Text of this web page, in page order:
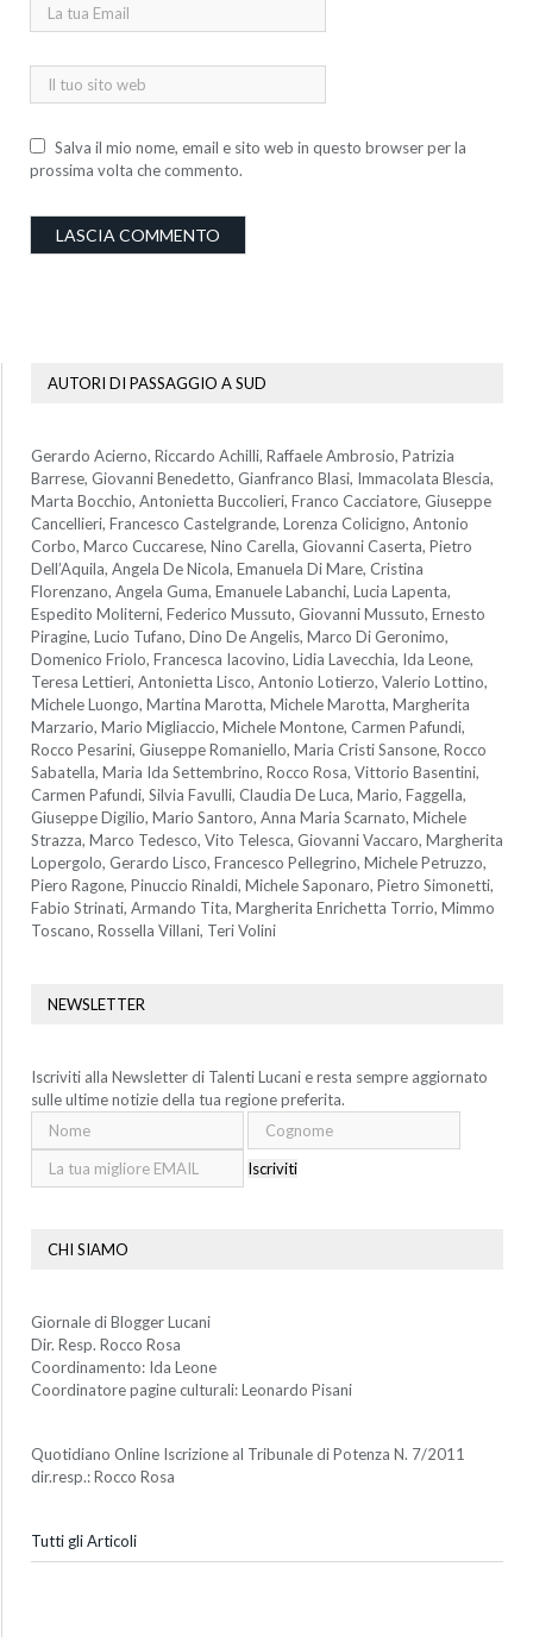
Salva il mio nome, email e sito web in questo browser per la
prossima volta che commento.
AUTORI DI PASSAGGIO A SUD
Gerardo Acierno, Riccardo Achilli, Raffaele Ambrosio, Patrizia
Barrese, Giovanni Benedetto, Gianfranco Blasi, Immacolata Blescia,
Marta Bocchio, Antonietta Buccolieri, Franco Cacciatore, Giuseppe
Cancellieri, Francesco Castelgrande, Lorenza Colicigno, Antonio
Corbo, Marco Cuccarese, Nino Carella, Giovanni Caserta, Pietro
Dell’Aquila, Angela De Nicola, Emanuela Di Mare, Cristina
Florenzano, Angela Guma, Emanuele Labanchi, Lucia Lapenta,
Espedito Moliterni, Federico Mussuto, Giovanni Mussuto, Ernesto
Piragine, Lucio Tufano, Dino De Angelis, Marco Di Geronimo,
Domenico Friolo, Francesca Iacovino, Lidia Lavecchia, Ida Leone,
Teresa Lettieri, Antonietta Lisco, Antonio Lotierzo, Valerio Lottino,
Michele Luongo, Martina Marotta, Michele Marotta, Margherita
Marzario, Mario Migliaccio, Michele Montone, Carmen Pafundi,
Rocco Pesarini, Giuseppe Romaniello, Maria Cristi Sansone, Rocco
Sabatella, Maria Ida Settembrino, Rocco Rosa, Vittorio Basentini,
Carmen Pafundi, Silvia Favulli, Claudia De Luca, Mario, Faggella,
Giuseppe Digilio, Mario Santoro, Anna Maria Scarnato, Michele
Strazza, Marco Tedesco, Vito Telesca, Giovanni Vaccaro, Margherita
Lopergolo, Gerardo Lisco, Francesco Pellegrino, Michele Petruzzo,
Piero Ragone, Pinuccio Rinaldi, Michele Saponaro, Pietro Simonetti,
Fabio Strinati, Armando Tita, Margherita Enrichetta Torrio, Mimmo
Toscano, Rossella Villani, Teri Volini
NEWSLETTER
Iscriviti alla Newsletter di Talenti Lucani e resta sempre aggiornato
sulle ultime notizie della tua regione preferita.
Iscriviti
CHI SIAMO
Giornale di Blogger Lucani
Dir. Resp. Rocco Rosa
Coordinamento: Ida Leone
Coordinatore pagine culturali: Leonardo Pisani
Quotidiano Online Iscrizione al Tribunale di Potenza N. 7/2011
dir.resp.: Rocco Rosa
Tutti gli Articoli